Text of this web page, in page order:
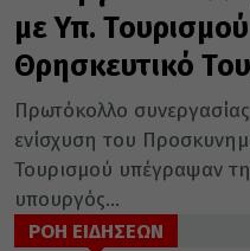
με Υπ.
Θρησκευτικό
Πρωτόκολλο
ενίσχυση του
Τουρισμού υπέγραψαν
υπουργός...
ΡΟΗ ΕΙΔΗΣΕΩΝ